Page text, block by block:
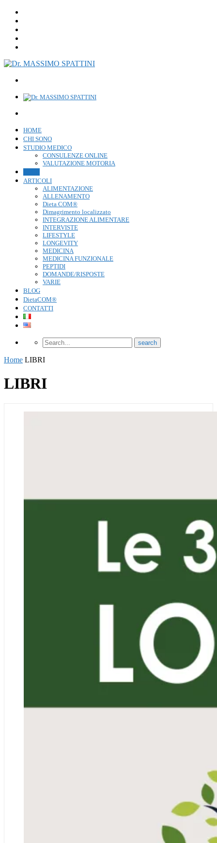
HOME
CHI SONO
STUDIO MEDICO
CONSULENZE ONLINE
VALUTAZIONE MOTORIA
ARTICOLI
ALIMENTAZIONE
ALLENAMENTO
Dieta COM®
Dimagrimento localizzato
INTEGRAZIONE ALIMENTARE
INTERVISTE
LIFESTYLE
LONGEVITY
MEDICINA
MEDICINA FUNZIONALE
PEPTIDI
DOMANDE/RISPOSTE
VARIE
BLOG
DietaCOM®
CONTATTI
Home LIBRI
LIBRI